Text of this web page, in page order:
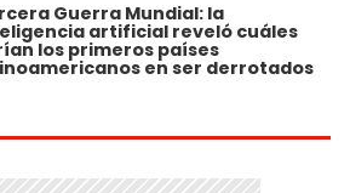
Guerra Mundial: la
artificial reveló cuáles
los primeros países
en ser derrotados